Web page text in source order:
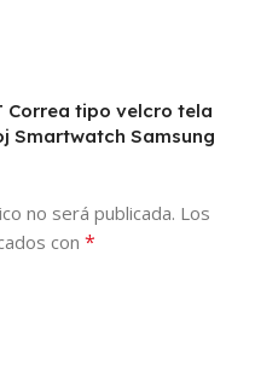
Correa tipo velcro tela
Smartwatch Samsung
no será publicada. Los
con *